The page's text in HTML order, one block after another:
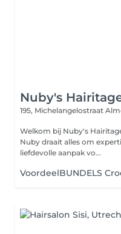
Nuby's
195, Michelangelostraat
Welkom bij Nuby's
Nuby draait alles om
liefdevolle aanpak vo...
VoordeelBUNDELS